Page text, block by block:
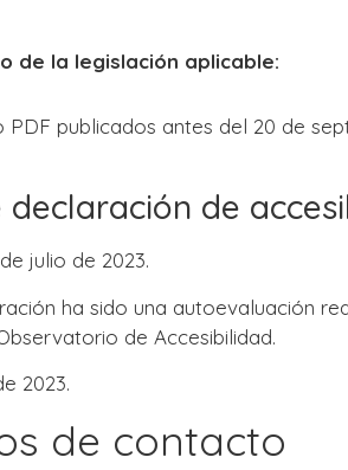
de la legislación aplicable:
publicados antes del 20 de
de
julio de 2023.
ha sido una autoevaluación
de Accesibilidad.
2023.
de contacto